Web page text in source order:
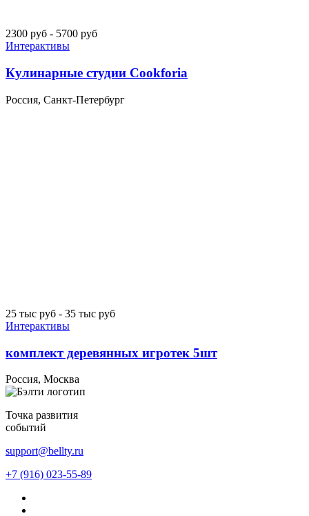
2300 руб - 5700 руб
Интерактивы
Кулинарные студии Cookforia
Россия, Санкт-Петербург
25 тыс руб - 35 тыс руб
Интерактивы
комплект деревянных игротек 5шт
Россия, Москва
Точка развития
событий
support@bellty.ru
+7 (916) 023-55-89